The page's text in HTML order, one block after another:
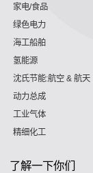
家电/食品
绿色电力
海工船舶
氢能源
沈氏节能:航空 & 航天
动力总成
工业气体
精细化工
了解一下你们